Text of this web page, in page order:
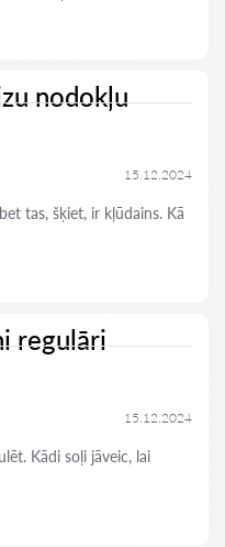
nodokļu
15.12.2024
tas, šķiet, ir kļūdains. Kā
regulāri
15.12.2024
Kādi soļi jāveic, lai